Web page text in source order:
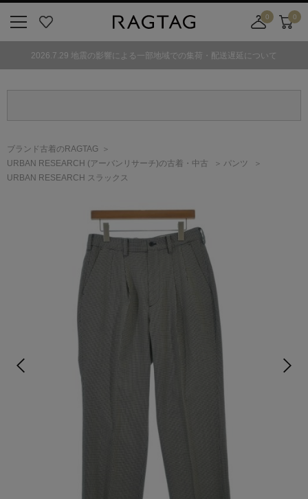
気
0
舗
カ
0
2026.7.29 地震の影響による一部地域での集荷・配送遅延について
ブランド古着のRAGTAG
URBAN RESEARCH (アーバンリサーチ)の古着・中古
パンツ
URBAN RESEARCH スラックス